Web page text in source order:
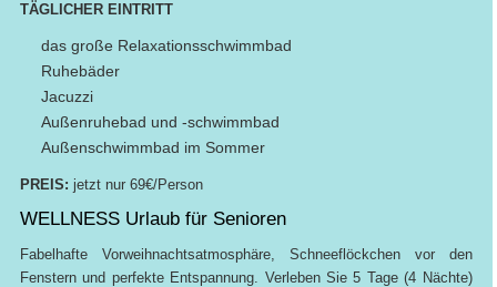
TÄGLICHER EINTRITT
das große Relaxationsschwimmbad
Ruhebäder
Jacuzzi
Außenruhebad und -schwimmbad
Außenschwimmbad im Sommer
PREIS: jetzt nur 69€/Person
WELLNESS Urlaub für Senioren
Fabelhafte Vorweihnachtsatmosphäre, Schneeflöckchen vor den
Fenstern und perfekte Entspannung. Verleben Sie 5 Tage (4 Nächte)